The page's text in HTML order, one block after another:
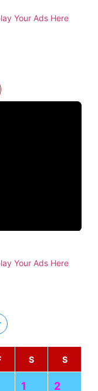
Your Ads Here
Your Ads Here
S S
1 2